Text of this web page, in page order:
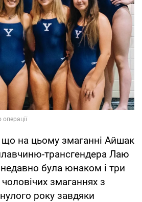
що на цьому змаганні Айшак
трансгендера Лаю
була юнаком і три
змаганнях з
року завдяки